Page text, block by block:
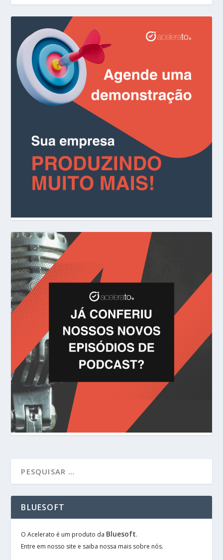
BLUESOFT
O Acelerato é um produto da Bluesoft.
Entre em nosso site e saiba nossa mais sobre nós.